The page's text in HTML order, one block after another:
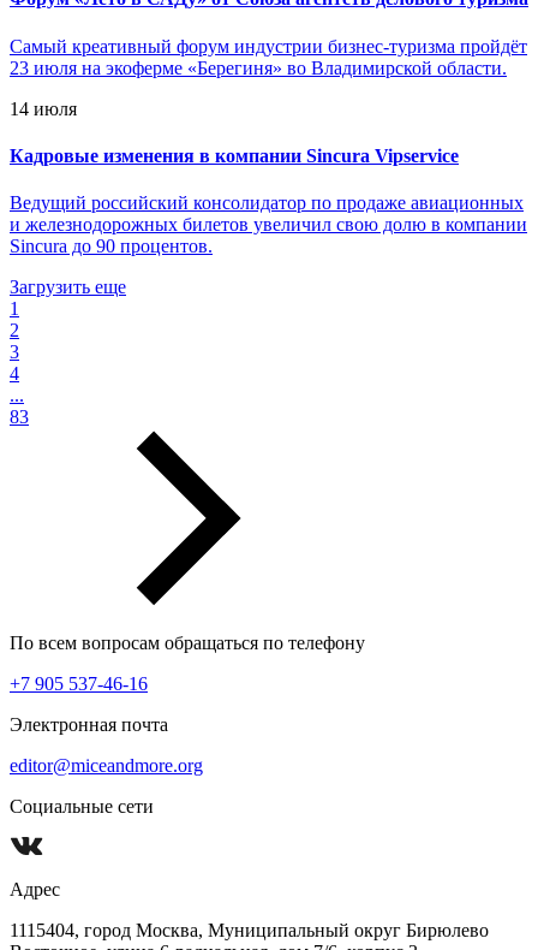
Самый креативный форум индустрии бизнес-туризма пройдёт
23 июля на экоферме «Берегиня» во Владимирской области.
14 июля
Кадровые изменения в компании Sincura Vipservice
Ведущий российский консолидатор по продаже авиационных
и железнодорожных билетов увеличил свою долю в компании
Sincura до 90 процентов.
Загрузить еще
1
2
3
4
...
83
По всем вопросам обращаться по телефону
+7 905 537-46-16
Электронная почта
editor@miceandmore.org
Социальные сети
Адрес
1115404, город Москва, Муниципальный округ Бирюлево